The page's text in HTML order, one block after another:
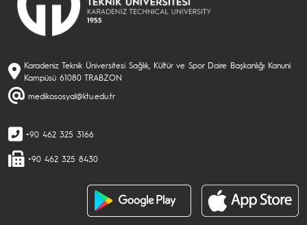
Karadeniz Teknik Üniversitesi Sağlık, Kültür ve Spor Daire Başkanlığı Kanuni
Kampüsü 61080 TRABZON
medikososyal@ktu.edu.tr
+90 462 325 3166
+90 462 325 8430